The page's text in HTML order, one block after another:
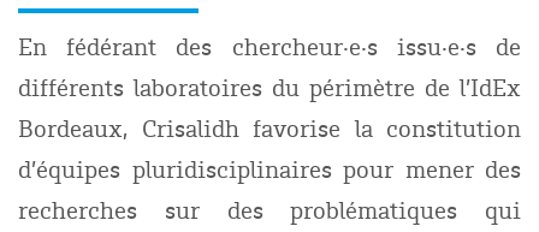
En fédérant des chercheur·e·s issu·e·s de
différents laboratoires du périmètre de l’IdEx
Bordeaux, Crisalidh favorise la constitution
d’équipes pluridisciplinaires pour mener des
recherches sur des problématiques qui